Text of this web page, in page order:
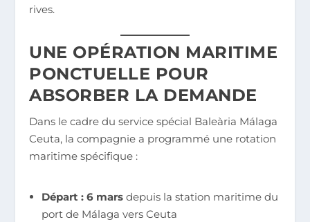
rives.
UNE OPÉRATION MARITIME
PONCTUELLE POUR
ABSORBER LA DEMANDE
Dans le cadre du service spécial Baleària Málaga
Ceuta, la compagnie a programmé une rotation
maritime spécifique :
Départ : 6 marsdepuis la station maritime du
port de Málaga vers Ceuta